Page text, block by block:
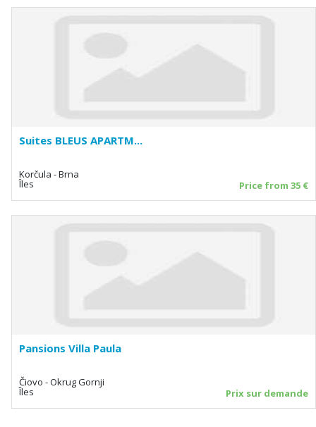
Suites BLEUS APARTM...
Korčula - Brna
Îles Price from 35 €
Pansions Villa Paula
Čiovo - Okrug Gornji
Îles Prix sur demande